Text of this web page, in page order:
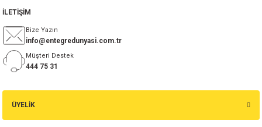
ÜYELİK
İLETİŞİM
Bize Yazın
info@entegredunyasi.com.tr
Müşteri Destek
444 75 31